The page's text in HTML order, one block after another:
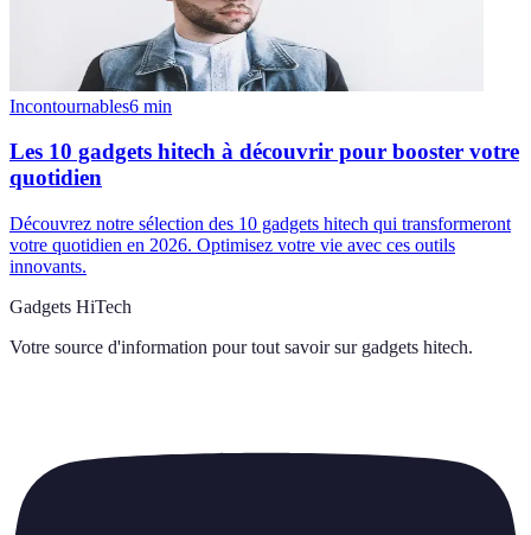
Incontournables6 min
Les 10 gadgets hitech à découvrir pour booster votre
quotidien
Découvrez notre sélection des 10 gadgets hitech qui transformeront
votre quotidien en 2026. Optimisez votre vie avec ces outils
innovants.
Gadgets HiTech
Votre source d'information pour tout savoir sur gadgets hitech.